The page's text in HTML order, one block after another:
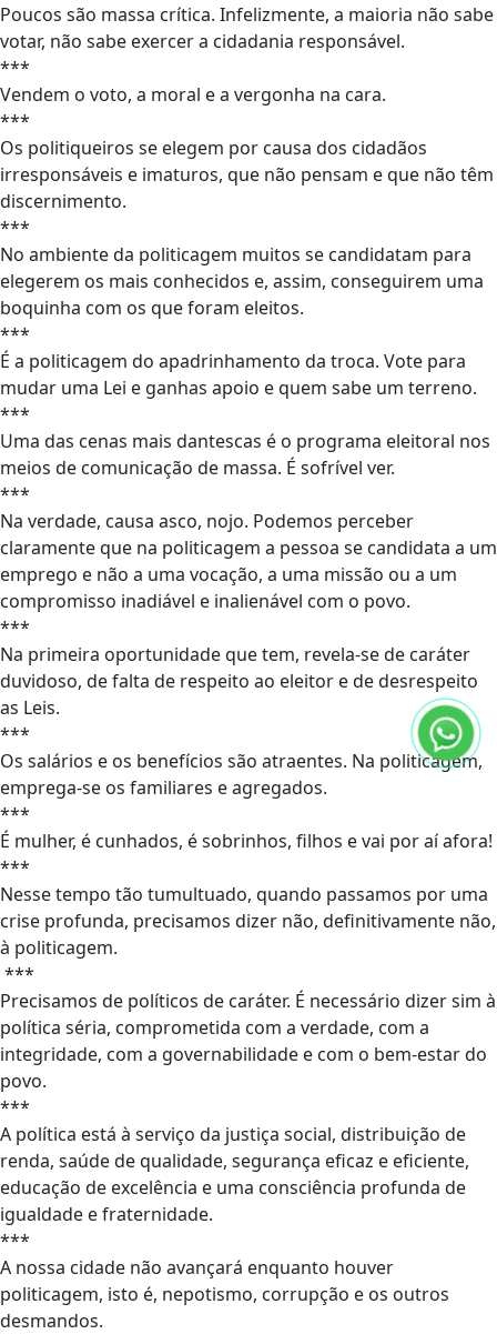
Poucos são massa crítica. Infelizmente, a maioria não sabe
votar, não sabe exercer a cidadania responsável.
***
Vendem o voto, a moral e a vergonha na cara.
***
Os politiqueiros se elegem por causa dos cidadãos
irresponsáveis e imaturos, que não pensam e que não têm
discernimento.
***
No ambiente da politicagem muitos se candidatam para
elegerem os mais conhecidos e, assim, conseguirem uma
boquinha com os que foram eleitos.
***
É a politicagem do apadrinhamento da troca. Vote para
mudar uma Lei e ganhas apoio e quem sabe um terreno.
***
Uma das cenas mais dantescas é o programa eleitoral nos
meios de comunicação de massa. É sofrível ver.
***
Na verdade, causa asco, nojo. Podemos perceber
claramente que na politicagem a pessoa se candidata a um
emprego e não a uma vocação, a uma missão ou a um
compromisso inadiável e inalienável com o povo.
***
Na primeira oportunidade que tem, revela-se de caráter
duvidoso, de falta de respeito ao eleitor e de desrespeito
as Leis.
***
Os salários e os benefícios são atraentes. Na politicagem,
emprega-se os familiares e agregados.
***
É mulher, é cunhados, é sobrinhos, filhos e vai por aí afora!
***
Nesse tempo tão tumultuado, quando passamos por uma
crise profunda, precisamos dizer não, definitivamente não,
à politicagem.
***
Precisamos de políticos de caráter. É necessário dizer sim à
política séria, comprometida com a verdade, com a
integridade, com a governabilidade e com o bem-estar do
povo.
***
A política está à serviço da justiça social, distribuição de
renda, saúde de qualidade, segurança eficaz e eficiente,
educação de excelência e uma consciência profunda de
igualdade e fraternidade.
***
A nossa cidade não avançará enquanto houver
politicagem, isto é, nepotismo, corrupção e os outros
desmandos.